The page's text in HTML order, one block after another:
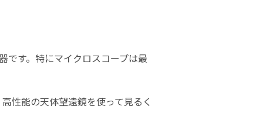
です。特にマイクロスコープは最
性能の天体望遠鏡を使って見るく